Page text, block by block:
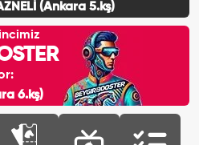
(Ankara 5.kş)
6.kş)